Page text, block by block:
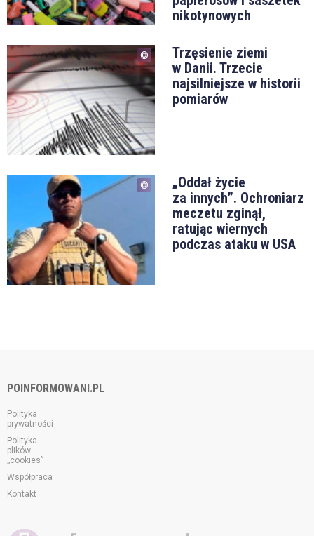
nikotynowych
Trzęsienie ziemi
w Danii. Trzecie
najsilniejsze w historii
pomiarów
„Oddał życie
za innych”. Ochroniarz
meczetu zginął,
ratując wiernych
podczas ataku w USA
POINFORMOWANI.PL
Polityka
prywatności
Polityka
plików
„cookies”
Współpraca
Kontakt